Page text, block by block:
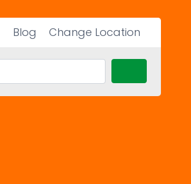
Blog Change Location